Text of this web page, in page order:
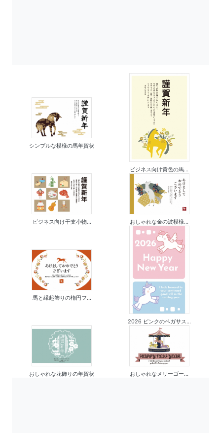
シンプルな模様の馬年賀状
ビジネス向け黄色の馬...
ビジネス向け干支小物... おしゃれな金の波模様...
馬と縁起飾りの楕円フ...
2026 ピンクのペガサス...
おしゃれな花飾りの年賀状 おしゃれなメリーゴー...